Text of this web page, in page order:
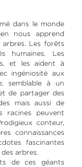
dans le monde
nous apprend
arbres. Les forêts
humaines. Les
et les aident à
ingéniosité aux
semblable à un
de partager des
mais aussi de
racines peuvent
conteur,
connaissances
fascinantes
arbres.
de ces géants